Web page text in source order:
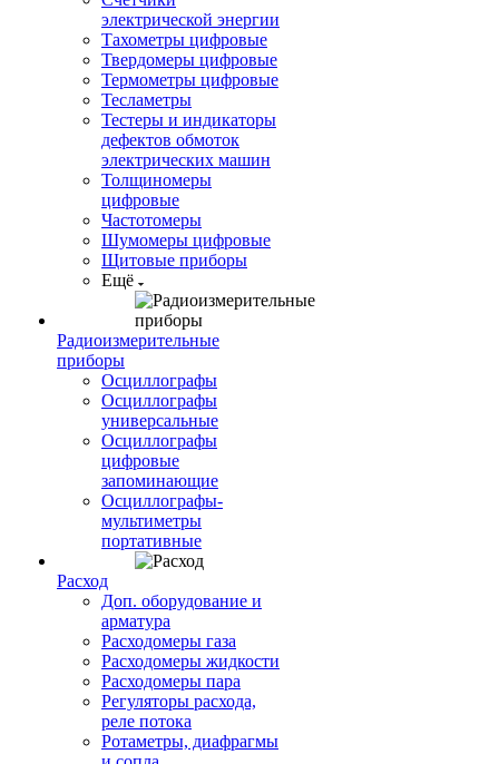
электрической энергии
Тахометры цифровые
Твердомеры цифровые
Термометры цифровые
Тесламетры
Тестеры и индикаторы
дефектов обмоток
электрических машин
Толщиномеры
цифровые
Частотомеры
Шумомеры цифровые
Щитовые приборы
Ещё
Радиоизмерительные
приборы
Осциллографы
Осциллографы
универсальные
Осциллографы
цифровые
запоминающие
Осциллографы-
мультиметры
портативные
Расход
Доп. оборудование и
арматура
Расходомеры газа
Расходомеры жидкости
Расходомеры пара
Регуляторы расхода,
реле потока
Ротаметры, диафрагмы